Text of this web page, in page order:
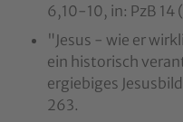
6,10-10, in: PzB
"Jesus - wie er
ein historisch
ergiebiges
263.